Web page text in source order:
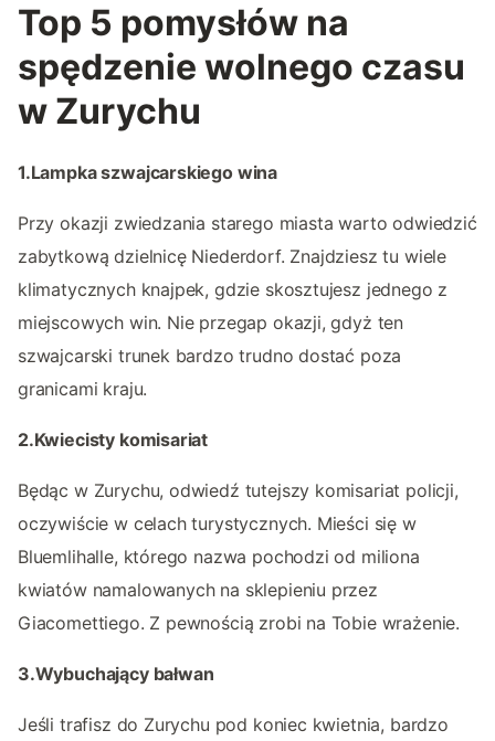
Top 5 pomysłów na
spędzenie wolnego czasu
w Zurychu
1.Lampka szwajcarskiego wina
Przy okazji zwiedzania starego miasta warto odwiedzić
zabytkową dzielnicę Niederdorf. Znajdziesz tu wiele
klimatycznych knajpek, gdzie skosztujesz jednego z
miejscowych win. Nie przegap okazji, gdyż ten
szwajcarski trunek bardzo trudno dostać poza
granicami kraju.
2.Kwiecisty komisariat
Będąc w Zurychu, odwiedź tutejszy komisariat policji,
oczywiście w celach turystycznych. Mieści się w
Bluemlihalle, którego nazwa pochodzi od miliona
kwiatów namalowanych na sklepieniu przez
Giacomettiego. Z pewnością zrobi na Tobie wrażenie.
3.Wybuchający bałwan
Jeśli trafisz do Zurychu pod koniec kwietnia, bardzo